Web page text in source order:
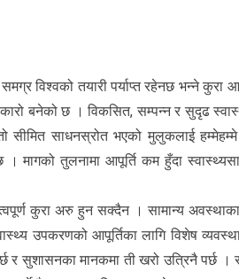
विश्वको तयारी पर्याप्त रहेनछ भन्ने कुरा
बनेको छ । विकसित, सम्पन्न र सुदृढ
सीमित साधनस्रोत भएको मुलुकलाई
मागको तुलनामा आपूर्ति कम हुँदा
कुरा अरु हुन सक्दैन । सामान्य
उपकरणको आपूर्तिका लागि विशेष
र सुशासनका मानकमा ती खरो उत्रिनै